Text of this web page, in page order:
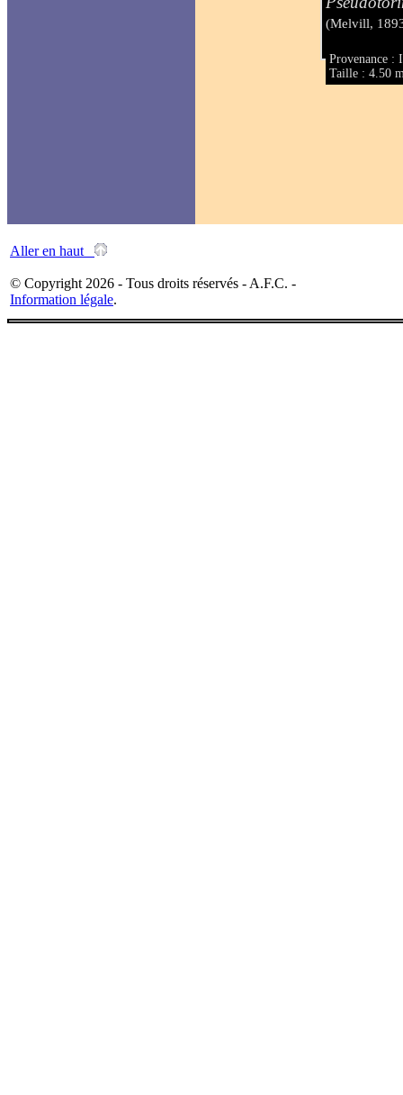
(Melvill,
Provenance :
Taille : 4.50
Aller en haut
© Copyright 2026 - Tous droits réservés - A.F.C. -
Information légale.